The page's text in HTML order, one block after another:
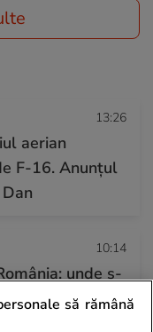
13:26
aerian
F-16. Anunțul
10:14
unde s-
să rămână